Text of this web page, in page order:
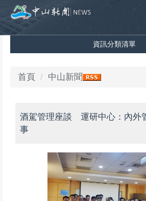
到
主
資訊分類清單
資訊分類清單
媒體報導
師生榮譽
首頁 中山新聞
酒駕管理座談 運研中心：內外
事